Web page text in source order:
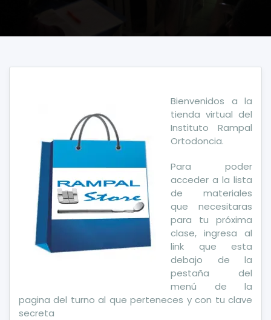
Bienvenidos a la
tienda virtual del
Instituto Rampal
Ortodoncia.
Para poder
acceder a la lista
de materiales
que necesitaras
para tu próxima
clase, ingresa al
link que esta
debajo de la
pestaña del
menú de la
paginadel turnoal que perteneces ycon tu clave
secreta